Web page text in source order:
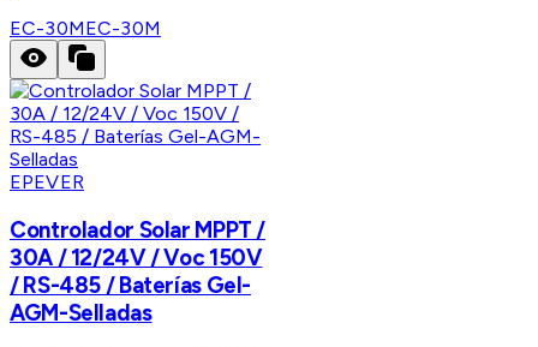
EC-30MEC-30M
EPEVER
Controlador Solar MPPT /
30A / 12/24V / Voc 150V
/ RS-485 / Baterías Gel-
AGM-Selladas